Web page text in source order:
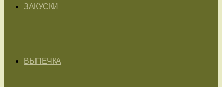
ЗАКУСКИ
ВЫПЕЧКА